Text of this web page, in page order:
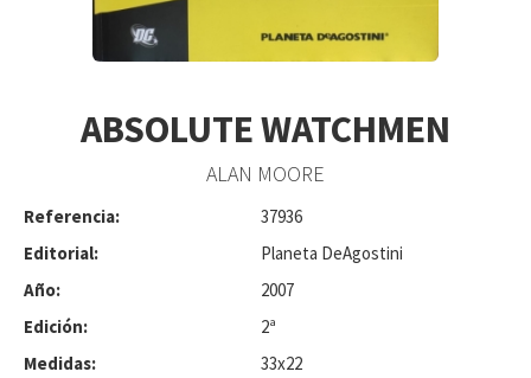
ABSOLUTE WATCHMEN
ALAN MOORE
Referencia:
37936
Editorial:
Planeta DeAgostini
Año:
2007
Edición:
2ª
Medidas:
33x22